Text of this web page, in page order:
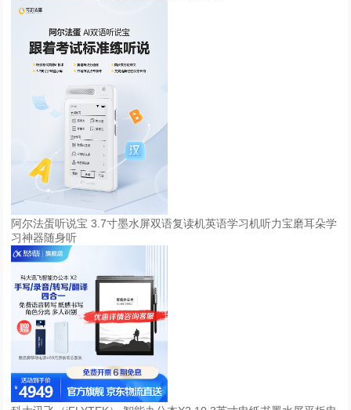
阿尔法蛋听说宝 3.7寸墨水屏双语复读机英语学习机听力宝磨耳朵学
习神器随身听